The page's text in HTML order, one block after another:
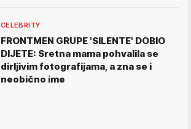
CELEBRITY
FRONTMEN GRUPE 'SILENTE' DOBIO
DIJETE: Sretna mama pohvalila se
dirljivim fotografijama, a zna se i
neobično ime